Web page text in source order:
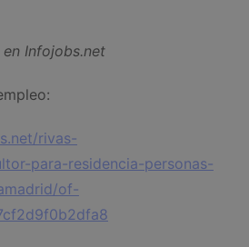
Infojobs.net
rivas-
para-residencia-personas-
of-